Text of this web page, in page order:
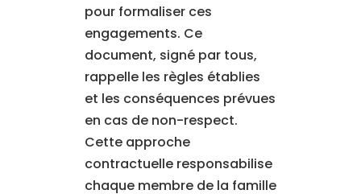
pour formaliser ces
engagements. Ce
document, signé par tous,
rappelle les règles établies
et les conséquences prévues
en cas de non-respect.
Cette approche
contractuelle responsabilise
chaque membre de la famille